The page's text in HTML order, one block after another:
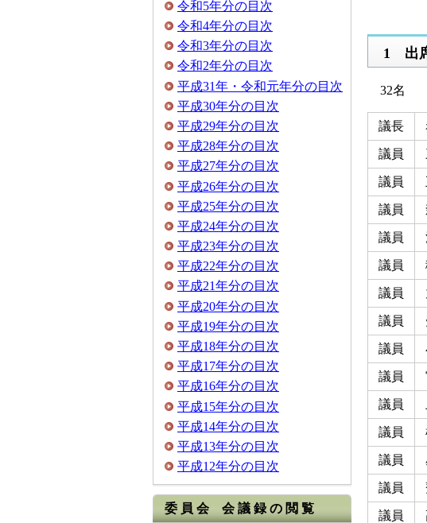
令和5年分の目次
令和4年分の目次
令和3年分の目次
令和2年分の目次
平成31年・令和元年分の目次
平成30年分の目次
平成29年分の目次
平成28年分の目次
平成27年分の目次
平成26年分の目次
平成25年分の目次
平成24年分の目次
平成23年分の目次
平成22年分の目次
平成21年分の目次
平成20年分の目次
平成19年分の目次
平成18年分の目次
平成17年分の目次
平成16年分の目次
平成15年分の目次
平成14年分の目次
平成13年分の目次
平成12年分の目次
委 員 会 会 議 録 の 閲 覧
1 出
32名
議長
議員
議員
議員
議員
議員
議員
議員
議員
議員
議員
議員
議員
議員
議員